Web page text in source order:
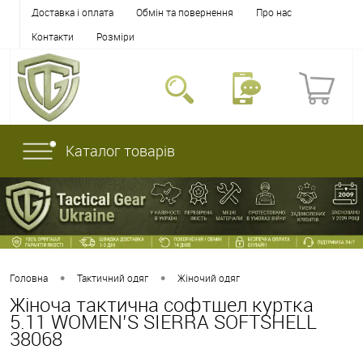
Доставка і оплата Обмін та повернення
Про нас
Контакти
Розміри
Каталог товарів
Головна • Тактичний одяг • Жіночий одяг
Жіноча тактична софтшел куртка
5.11 WOMEN’S SIERRA SOFTSHELL
38068